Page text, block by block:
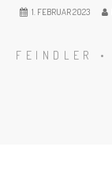
1. FEBRUAR 2023
FEINDLER •